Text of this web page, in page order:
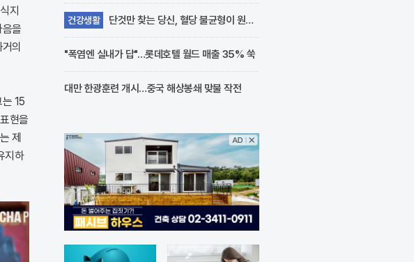
지
을
의
15
현을
제
지하
건강생활
단것만 찾는 당신, 혈당 불균형이 원인
일 수도
"폭염엔 실내가 답"…롯데호텔 월드 매출 35% 쑥
대만 한광훈련 개시…중국 해상봉쇄 맞불 작전